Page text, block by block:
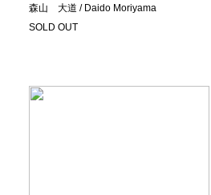
森山 大道 / Daido Moriyama
SOLD OUT